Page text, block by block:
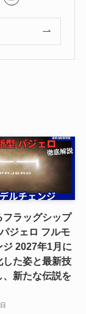
フラッグシップ
ジェロ フルモ
ジ 2027年1月に
した姿と最新技
、新たな伝説を